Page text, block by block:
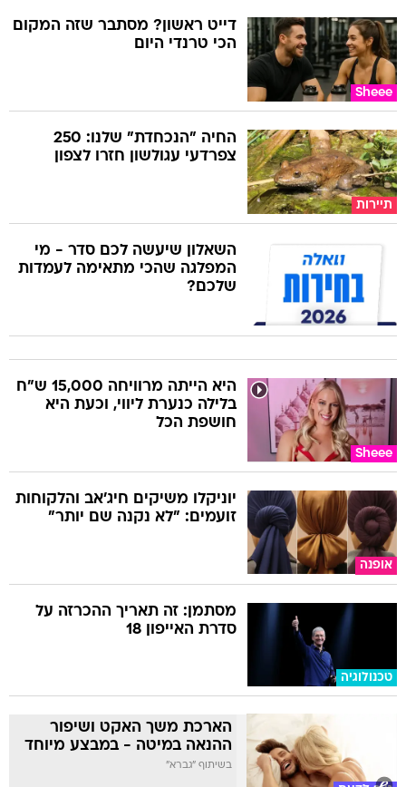
Sheee
דייט ראשון? מסתבר שזה המקום
הכי טרנדי היום
תיירות
החיה "הנכחדת" שלנו: 250
צפרדעי עגולשון חזרו לצפון
השאלון שיעשה לכם סדר - מי
המפלגה שהכי מתאימה לעמדות
שלכם?
Sheee
היא הייתה מרוויחה 15,000 ש"ח
בלילה כנערת ליווי, וכעת היא
חושפת הכל
אופנה
יוניקלו משיקים חיג'אב והלקוחות
זועמים: "לא נקנה שם יותר"
טכנולוגיה
מסתמן: זה תאריך ההכרזה על
סדרת האייפון 18
הארכת משך האקט ושיפור
ההנאה במיטה - במבצע מיוחד
בשיתוף "גברא"